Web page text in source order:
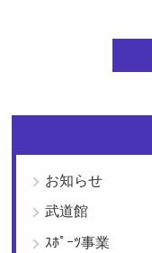
お知らせ
武道館
ｽﾎﾟｰﾂ事業